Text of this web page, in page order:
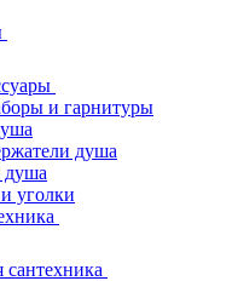
и гарнитуры
душа
душа
уголки